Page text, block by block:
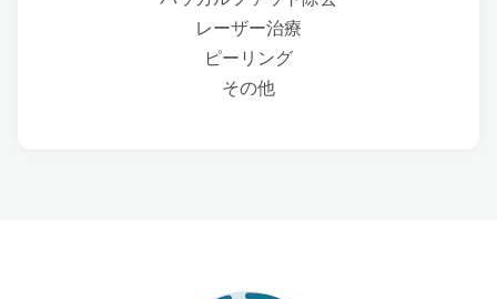
レーザー治療
ピーリング
その他